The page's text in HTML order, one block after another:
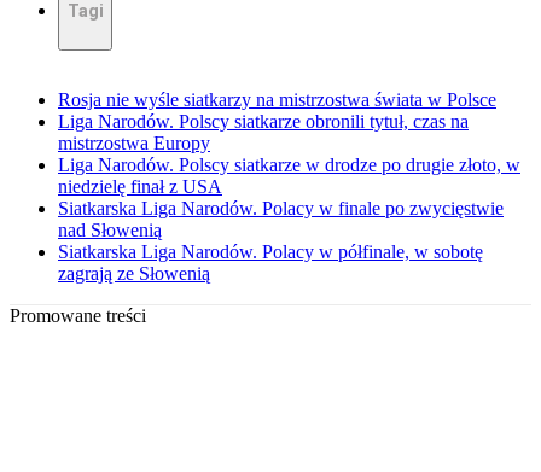
Tagi
Rosja nie wyśle siatkarzy na mistrzostwa świata w Polsce
Liga Narodów. Polscy siatkarze obronili tytuł, czas na
mistrzostwa Europy
Liga Narodów. Polscy siatkarze w drodze po drugie złoto, w
niedzielę finał z USA
Siatkarska Liga Narodów. Polacy w finale po zwycięstwie
nad Słowenią
Siatkarska Liga Narodów. Polacy w półfinale, w sobotę
zagrają ze Słowenią
Promowane treści